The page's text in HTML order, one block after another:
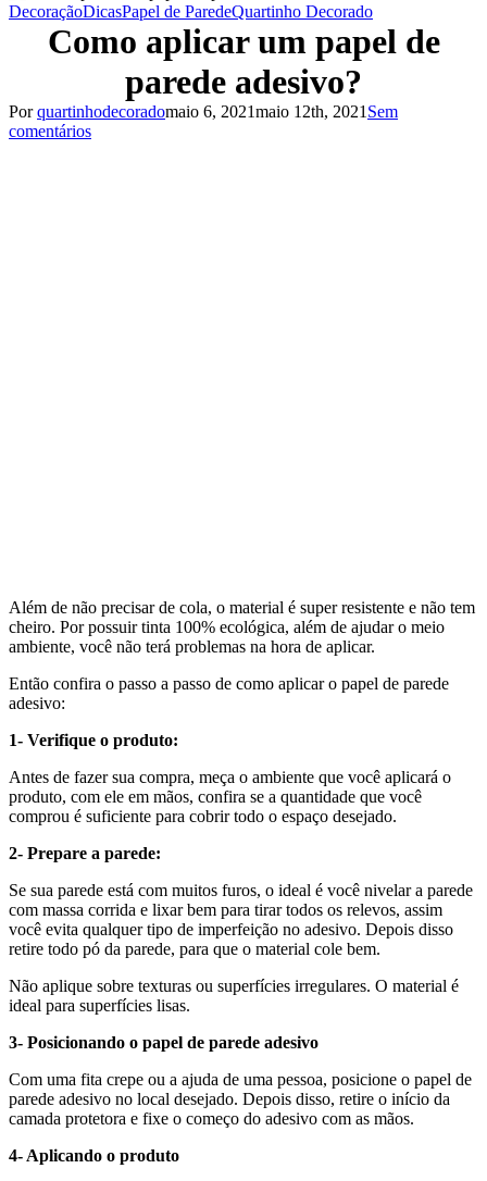
DecoraçãoDicasPapel de ParedeQuartinho Decorado
Como aplicar um papel de
parede adesivo?
Por quartinhodecoradomaio 6, 2021maio 12th, 2021 Sem
comentários
Além de não precisar de cola, o material é super resistente e não tem
cheiro. Por possuir tinta 100% ecológica, além de ajudar o meio
ambiente, você não terá problemas na hora de aplicar.
Então confira o passo a passo de como aplicar o papel de parede
adesivo:
1- Verifique o produto:
Antes de fazer sua compra, meça o ambiente que você aplicará o
produto, com ele em mãos, confira se a quantidade que você
comprou é suficiente para cobrir todo o espaço desejado.
2- Prepare a parede:
Se sua parede está com muitos furos, o ideal é você nivelar a parede
com massa corrida e lixar bem para tirar todos os relevos, assim
você evita qualquer tipo de imperfeição no adesivo. Depois disso
retire todo pó da parede, para que o material cole bem.
Não aplique sobre texturas ou superfícies irregulares. O material é
ideal para superfícies lisas.
3- Posicionando o papel de parede adesivo
Com uma fita crepe ou a ajuda de uma pessoa, posicione o papel de
parede adesivo no local desejado. Depois disso, retire o início da
camada protetora e fixe o começo do adesivo com as mãos.
4- Aplicando o produto